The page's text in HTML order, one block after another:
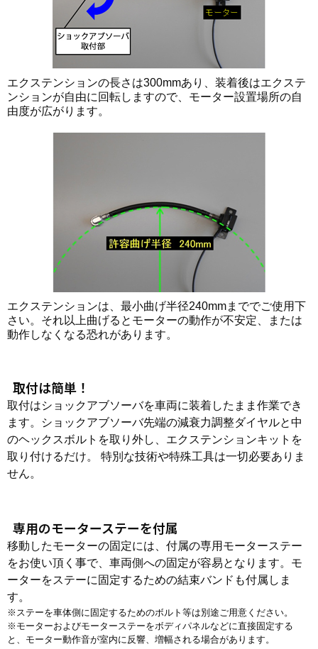
エクステンションの長さは300mmあり、装着後はエクステ
ンションが自由に回転しますので、モーター設置場所の自
由度が広がります。
エクステンションは、最小曲げ半径240mmまででご使用下
さい。それ以上曲げるとモーターの動作が不安定、または
動作しなくなる恐れがあります。
取付は簡単！
取付はショックアブソーバを車両に装着したまま作業でき
ます。ショックアブソーバ先端の減衰力調整ダイヤルと中
のヘックスボルトを取り外し、エクステンションキットを
取り付けるだけ。 特別な技術や特殊工具は一切必要ありま
せん。
専用のモーターステーを付属
移動したモーターの固定には、付属の専用モーターステー
をお使い頂く事で、車両側への固定が容易となります。モ
ーターをステーに固定するための結束バンドも付属しま
す。
※ステーを車体側に固定するためのボルト等は別途ご用意ください。
※モーターおよびモーターステーをボディパネルなどに直接固定する
と、モーター動作音が室内に反響、増幅される場合があります。